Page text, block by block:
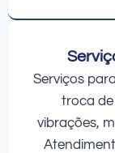
Serviços
troca
vibrações,